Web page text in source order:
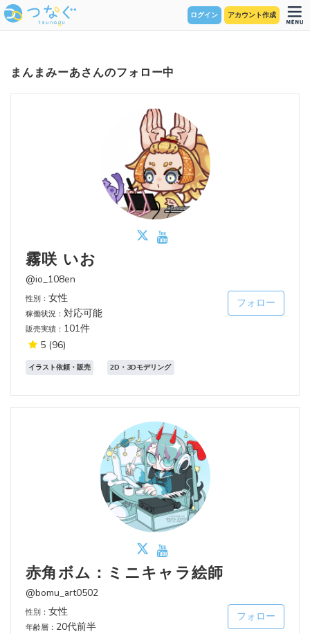
ログイン アカウント作成
まんまみーあさんのフォロー中
霧咲 いお
@io_108en
性別： 女性
稼働状況： 対応可能
販売実績： 101件
5 (96)
フォロー
イラスト依頼・販売 2D・3Dモデリング
赤角ボム：ミニキャラ絵師
@bomu_art0502
性別： 女性
年齢層： 20代前半
フォロー